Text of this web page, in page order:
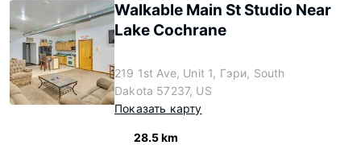
Walkable Main St Studio Near
Lake Cochrane
219 1st Ave, Unit 1, Гэри, South
Dakota 57237, US
Показать карту
28.5 km